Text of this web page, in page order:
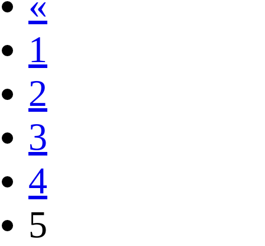
1
2
3
4
5